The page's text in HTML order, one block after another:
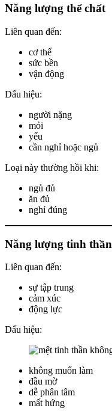
Năng lượng thể chất
Liên quan đến:
cơ thể
sức bền
vận động
Dấu hiệu:
người nặng
mỏi
yếu
cần nghỉ hoặc ngủ
Loại này thường hồi khi:
ngủ đủ
ăn đủ
nghỉ đúng
Năng lượng tinh thần
Liên quan đến:
sự tập trung
cảm xúc
động lực
Dấu hiệu:
không muốn làm
đầu mờ
dễ phân tâm
mất hứng